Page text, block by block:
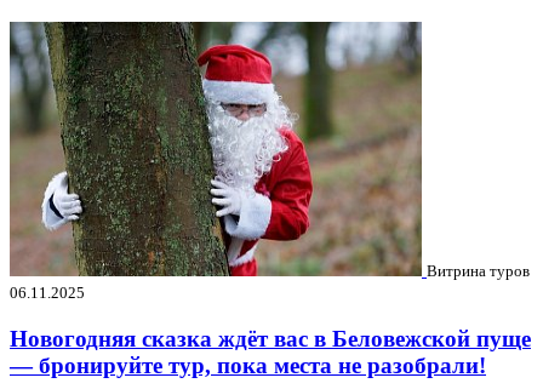
Витрина туров
06.11.2025
Новогодняя сказка ждёт вас в Беловежской пуще
— бронируйте тур, пока места не разобрали!